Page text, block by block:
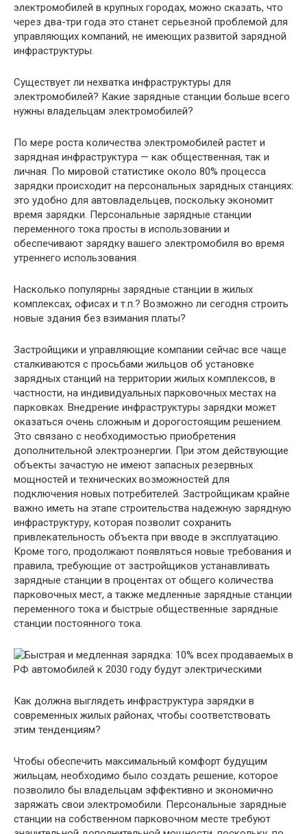
электромобилей в крупных городах, можно сказать, что
через два-три года это станет серьезной проблемой для
управляющих компаний, не имеющих развитой зарядной
инфраструктуры.
Существует ли нехватка инфраструктуры для
электромобилей? Какие зарядные станции больше всего
нужны владельцам электромобилей?
По мере роста количества электромобилей растет и
зарядная инфраструктура — как общественная, так и
личная. По мировой статистике около 80% процесса
зарядки происходит на персональных зарядных станциях:
это удобно для автовладельцев, поскольку экономит
время зарядки. Персональные зарядные станции
переменного тока просты в использовании и
обеспечивают зарядку вашего электромобиля во время
утреннего использования.
Насколько популярны зарядные станции в жилых
комплексах, офисах и т.п.? Возможно ли сегодня строить
новые здания без взимания платы?
Застройщики и управляющие компании сейчас все чаще
сталкиваются с просьбами жильцов об установке
зарядных станций на территории жилых комплексов, в
частности, на индивидуальных парковочных местах на
парковках. Внедрение инфраструктуры зарядки может
оказаться очень сложным и дорогостоящим решением.
Это связано с необходимостью приобретения
дополнительной электроэнергии. При этом действующие
объекты зачастую не имеют запасных резервных
мощностей и технических возможностей для
подключения новых потребителей. Застройщикам крайне
важно иметь на этапе строительства надежную зарядную
инфраструктуру, которая позволит сохранить
привлекательность объекта при вводе в эксплуатацию.
Кроме того, продолжают появляться новые требования и
правила, требующие от застройщиков устанавливать
зарядные станции в процентах от общего количества
парковочных мест, а также медленные зарядные станции
переменного тока и быстрые общественные зарядные
станции постоянного тока.
Как должна выглядеть инфраструктура зарядки в
современных жилых районах, чтобы соответствовать
этим тенденциям?
Чтобы обеспечить максимальный комфорт будущим
жильцам, необходимо было создать решение, которое
позволило бы владельцам эффективно и экономично
заряжать свои электромобили. Персональные зарядные
станции на собственном парковочном месте требуют